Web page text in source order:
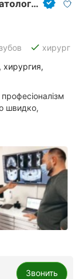
Dr. Ali's Dental Center, семейная стоматология
done хирург
хирургия,
швидко,
Звонить